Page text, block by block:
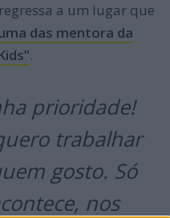
a um lugar que
das mentora da
.
prioridade!
trabalhar
gosto. Só
nos